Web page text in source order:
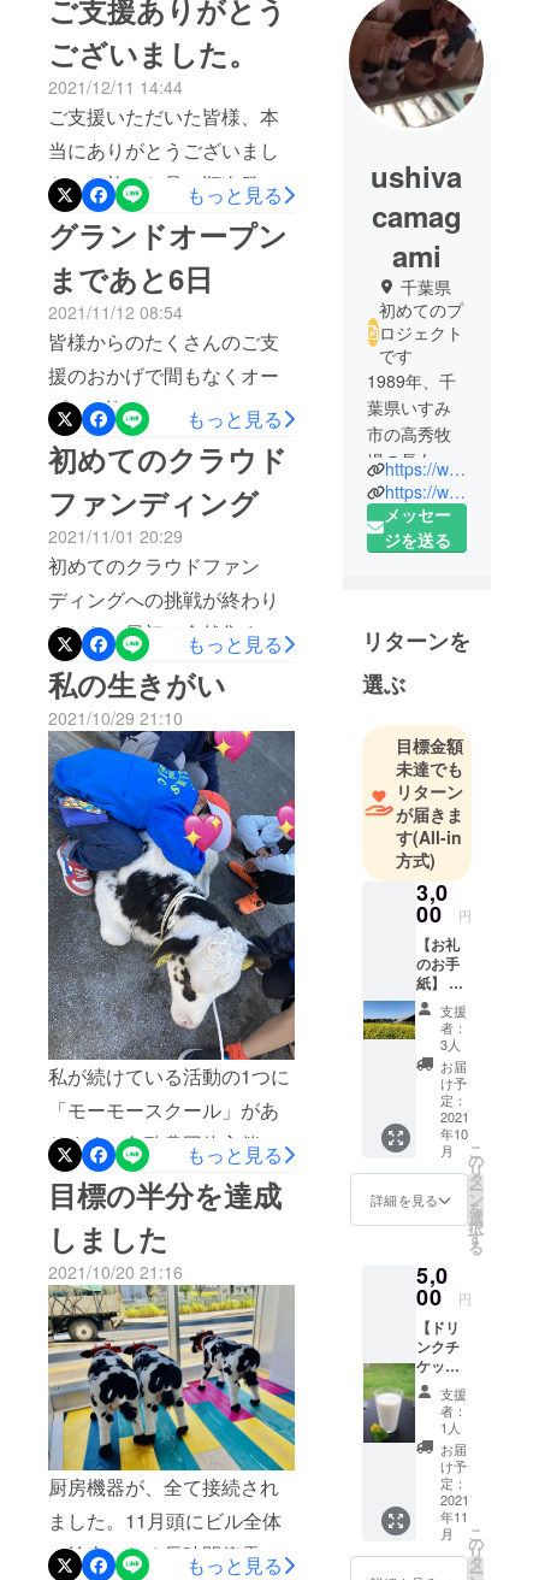
ご支援ありがとう
ございました。
2021/12/11 14:44
ご支援いただいた皆様、本
当にありがとうございまし
た。お礼のお品は順次発送
を開始しております。牛と
酪農家の素敵な写真が撮れ
たので、ポストカードをつ
けて発送します。チーズ・
ジェラート・スイーツをご
選択いただしました方々に
関しましては、作りたてを
お届けするべく毎日搾りた
てのミルクで丁寧に製造し
ております。寒くなってき
ましたが牛達は元気です。
元気な牛達の最高のミルク
です。お時間かかってし
まって申し訳ございませ
ん。牛かうばっか〜高秀牧
場のじぇらーと屋さん〜も
オープンして間もなく1ヶ月
を迎えます。伝えたい気持
ち、知ってほしいこと、た
くさん、たくさんありま
す！「いただきます」の意
味、価値を伝えるべく頑張
ります！！
もっと見る
グランドオープン
まであと6日
2021/11/12 08:54
皆様からのたくさんのご支
援のおかげで間もなくオー
プンを迎えることができま
す。リターンの発送も順次
開始しております。保健所
の検査、工事の検査など
オープンに必要な検査はす
べてクリアしました(あー、
今日まで胃が痛かった！
笑)11月18日のグランドオー
プンまでに、スタッフ達と
オペレーションの最終確認
をしたり、店内飾りをつけ
たり、黙々と準備を進めて
います。11月18日 11時
グランドオープン牛かう
ばっか〜高秀牧場のじぇ
らーと屋さん〜260-0015
千葉市中央区富士見2-11-1
日土地千葉ビル1階スタッフ
一同心よりお待ちしており
ます。
もっと見る
初めてのクラウド
ファンディング
2021/11/01 20:29
初めてのクラウドファン
ディングへの挑戦が終わり
ました。最初は全然集まら
ないだろう、、と思ってま
したが、終わってみれば目
標金額の70%を達成し、総
額200万円以上のご支援をい
ただきました。皆様からご
支援いただいたお金は一円
足りとも無駄にせず、「い
ただきます」「ごちそうさ
ま」の大切さを広く伝え、
次の世代につなげていく活
動に使わせていただきま
す。11月15日をプレオープ
ン日として設定します。15
日、16日をプレオープンと
し、17日は休業、プレオー
プンで見えた問題の修正を
行います。18日をグランド
オープンとします。壺型
ショーケース、ぎりっぎり
です。まだ確かな日程がわ
からない、、、最初は催事
用のレンタルショーケース
でオープンになります。高
秀牧場ミルク工房とも一味
異な雰囲気です。もちろ
ん、牛愛に溢れることは間
違いない。大切なことに気
もっと見る
私の生きがい
2021/10/29 21:10
私が続けている活動の1つに
「モーモースクール」があ
ります。各酪農団体主催
で、関東近郊や千葉県内の
酪農家さんと協力しながら
年間10校程度、開催してい
ます。学校に牛を連れて
行って、触れ合いや乳搾り
体験、酪農家のお話などの
体験をします。毎日給食で
牛乳を飲む子供達に、伝え
たい大切なことを感じても
らう体験です。今日は、浦
安市の小学校にてモーモー
スクールを開催しました。
もっと見る
目標の半分を達成
しました
2021/10/20 21:16
厨房機器が、全て接続され
ました。11月頭にビル全体
の検査のため長時間停電す
もっと見る
ushiva
camag
ami
千葉県
初めてのプ
ロジェクト
です
1989年、千
葉県いすみ
市の高秀牧
場の長女と
して誕生。
牛とともに
育つ。
高校卒業後
に単身カナ
ダ留学。
トロントの
Goerge
Brown
Collegeにて
ホスピタリ
ティマネー
ジメント専
卒業後はト
ロントにて
飲食店の
スーパーバ
イザーやナ
イアガラの
ツアーガイ
ドとして働
く。よく働
き、よく食
べよく飲
昧の青春時
代を過ご
2013年、牧
場にチーズ
工房をオー
プンしたが
手が回らな
い、との父
からの要請
を受け帰
https://www.takahide-dairyfarm.com/
https://www.facebook.com/takahidecheese
メッセー
ジを送る
リターンを
選ぶ
目標金額
未達でも
リターン
が届きま
す(All-in
方式)
3,0
00 円
【お礼
のお手
紙】 牧
場の美
しい風
景のは
がきと
ともに
お礼の
お手紙
をお届
けさせ
ていた
だきま
す。
支援
者：
3人
お届
け予
定：
2021
年10
月
詳細を見る
こ
の
リ
タ
ー
ン
を
選
択
す
る
5,0
00 円
【ドリ
ンクチ
ケット5
枚】 店
舗にて
お好き
なドリ
ンク1杯
と交換
できる
ドリン
クチ
ケット
支援
者：
1人
お届
け予
定：
2021
年11
月
こ
の
リ
タ
ー